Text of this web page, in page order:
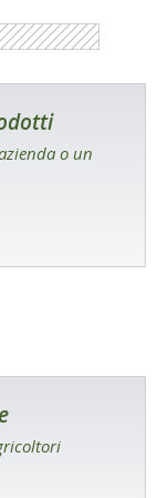
o un